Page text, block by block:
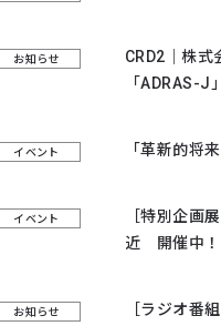
お知らせ
CRD2｜株
「ADRAS-J
イベント 「革新的将
イベント
［特別企画
近 開催中！
お知らせ
［ラジオ番